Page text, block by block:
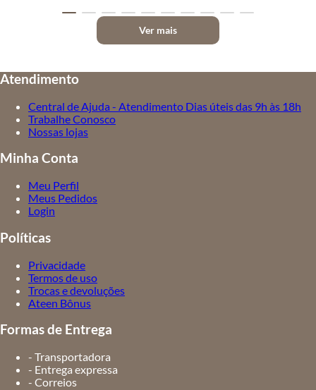
Ver mais
Atendimento
Central de Ajuda - Atendimento Dias úteis das 9h às 18h
Trabalhe Conosco
Nossas lojas
Minha Conta
Meu Perfil
Meus Pedidos
Login
Políticas
Privacidade
Termos de uso
Trocas e devoluções
Ateen Bônus
Formas de Entrega
- Transportadora
- Entrega expressa
- Correios